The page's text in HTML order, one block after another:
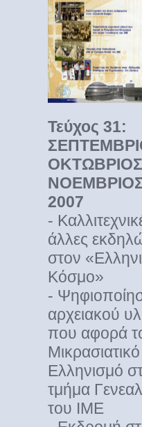
Τεύχος 31:
ΟΚΤΩΒΡΙΟΣ
2007
-
άλλες
στον
Κόσμο»
-
αρχειακού
που αφορά
Μικρασιατικό
Ελληνισμό
τμήμα
του ΙΜΕ